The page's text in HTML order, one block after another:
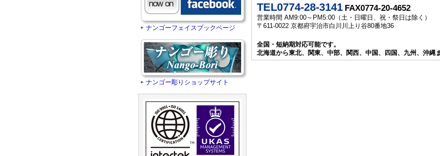
TEL0774-28-3141 FAX0774-20-4652
営業時間 AM9:00～PM5:00（土・日曜日、祝・祭日は除く）
〒611-0022 京都府宇治市白川川上り谷80番地36
全国・短納期対応可能です。
北海道から東北、関東、中部、関西、中国、四国、九州、沖縄
ナンゴーフェイスブックページ
ナンゴー彫りショップサイト